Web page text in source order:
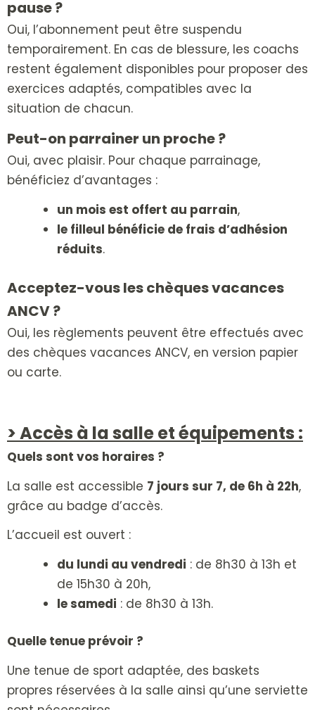
pause ?
Oui, l’abonnement peut être suspendu
temporairement. En cas de blessure, les coachs
restent également disponibles pour proposer des
exercices adaptés, compatibles avec la
situation de chacun.
Peut-on parrainer un proche ?
Oui, avec plaisir. Pour chaque parrainage,
bénéficiez d’avantages :
un mois est offert au parrain,
le filleul bénéficie de frais d’adhésion
réduits.
Acceptez-vous les chèques vacances
ANCV ?
Oui, les règlements peuvent être effectués avec
des chèques vacances ANCV, en version papier
ou carte.
> Accès à la salle et équipements :
Quels sont vos horaires ?
La salle est accessible 7 jours sur 7, de 6h à 22h,
grâce au badge d’accès.
L’accueil est ouvert :
du lundi au vendredi : de 8h30 à 13h et
de 15h30 à 20h,
le samedi : de 8h30 à 13h.
Quelle tenue prévoir ?
Une tenue de sport adaptée, des baskets
propres réservées à la salle ainsi qu’une serviette